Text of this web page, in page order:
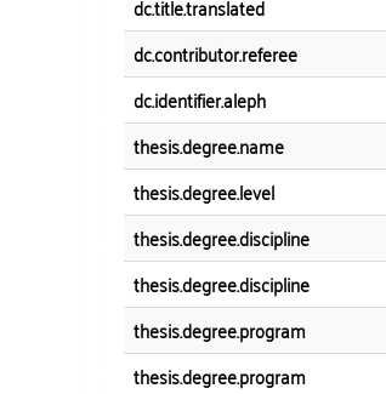
dc.title.translated
dc.contributor.referee
dc.identifier.aleph
thesis.degree.name
thesis.degree.level
thesis.degree.discipline
thesis.degree.discipline
thesis.degree.program
thesis.degree.program